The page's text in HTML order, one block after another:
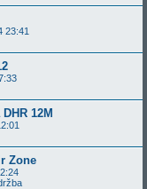
23:41
12M
Zone